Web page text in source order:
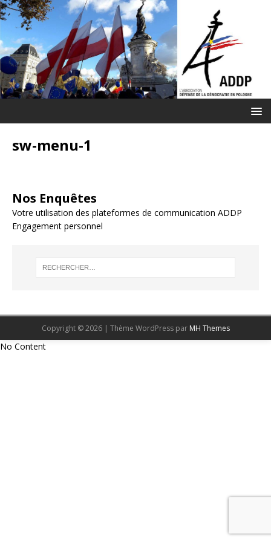
sw-menu-1
Nos Enquêtes
Votre utilisation des plateformes de communication ADDP
Engagement personnel
Copyright © 2026 | Thème WordPress par MH Themes
No Content